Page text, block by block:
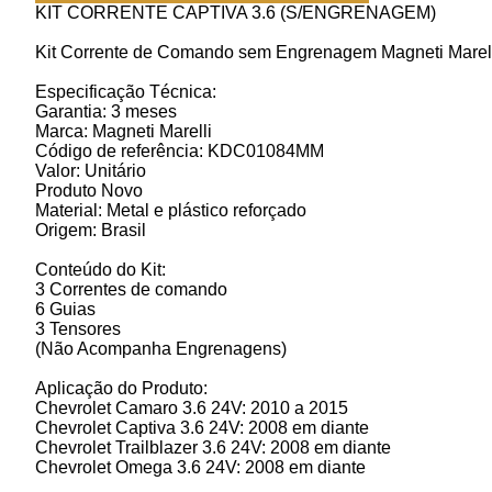
KIT CORRENTE CAPTIVA 3.6 (S/ENGRENAGEM)
Kit Corrente de Comando sem Engrenagem Magneti
Especificação Técnica:
Garantia: 3 meses
Marca: Magneti Marelli
Código de referência: KDC01084MM
Valor: Unitário
Produto Novo
Material: Metal e plástico reforçado
Origem: Brasil
Conteúdo do Kit:
3 Correntes de comando
6 Guias
3 Tensores
(Não Acompanha Engrenagens)
Aplicação do Produto:
Chevrolet Camaro 3.6 24V: 2010 a 2015
Chevrolet Captiva 3.6 24V: 2008 em diante
Chevrolet Trailblazer 3.6 24V: 2008 em diante
Chevrolet Omega 3.6 24V: 2008 em diante